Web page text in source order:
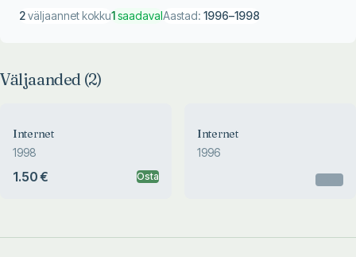
2väljaannet kokku1saadavalAastad: 1996–1998
Väljaanded (2)
Internet
1998
1.50 € Osta
Internet
1996